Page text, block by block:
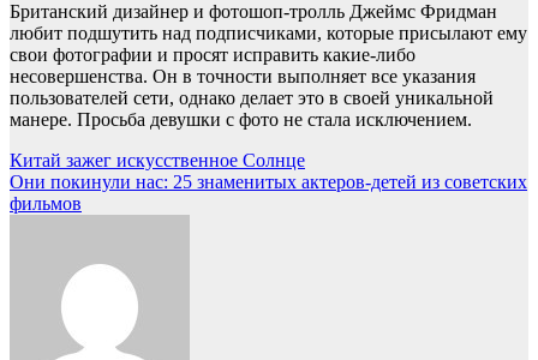
Британский дизайнер и фотошоп-тролль Джеймс Фридман
любит подшутить над подписчиками, которые присылают ему
свои фотографии и просят исправить какие-либо
несовершенства. Он в точности выполняет все указания
пользователей сети, однако делает это в своей уникальной
манере. Просьба девушки с фото не стала исключением.
Навигация
по
Китай зажег искусственное Солнце
Они покинули нас: 25 знаменитых актеров-детей из советских
фильмов